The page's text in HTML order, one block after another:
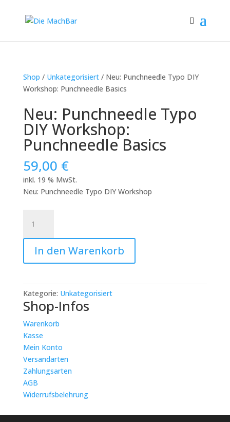
Shop / Unkategorisiert/ Neu: Punchneedle Typo DIY
Workshop: Punchneedle Basics
Neu: Punchneedle Typo
DIY Workshop:
Punchneedle Basics
59,00 €
inkl. 19 % MwSt.
Neu: Punchneedle Typo DIY Workshop
Punchneedle
Typo
Workshop:
Basics
Menge
In den Warenkorb
Kategorie: Unkategorisiert
Shop-Infos
Warenkorb
Kasse
Mein Konto
Versandarten
Zahlungsarten
AGB
Widerrufsbelehrung